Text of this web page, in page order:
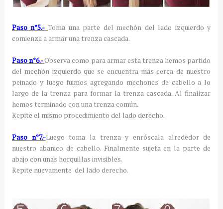
Paso n°5.- Toma una parte del mechón del lado izquierdo y
comienza a armar una trenza cascada.
Paso n°6.-Observa como para armar esta trenza hemos partido
del mechón izquierdo que se encuentra más cerca de nuestro
peinado y luego fuimos agregando mechones de cabello a lo
largo de la trenza para formar la trenza cascada. Al finalizar
hemos terminado con una trenza común.
Repite el mismo procedimiento del lado derecho.
Paso n°7.-Luego toma la trenza y enróscala alrededor de
nuestro abanico de cabello. Finalmente sujeta en la parte de
abajo con unas horquillas invisibles.
Repite nuevamente del lado derecho.